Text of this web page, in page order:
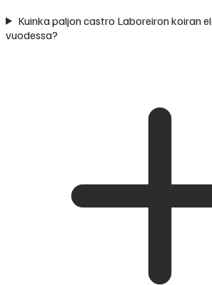
Kuinka paljon castro Laboreiron koiran
vuodessa?